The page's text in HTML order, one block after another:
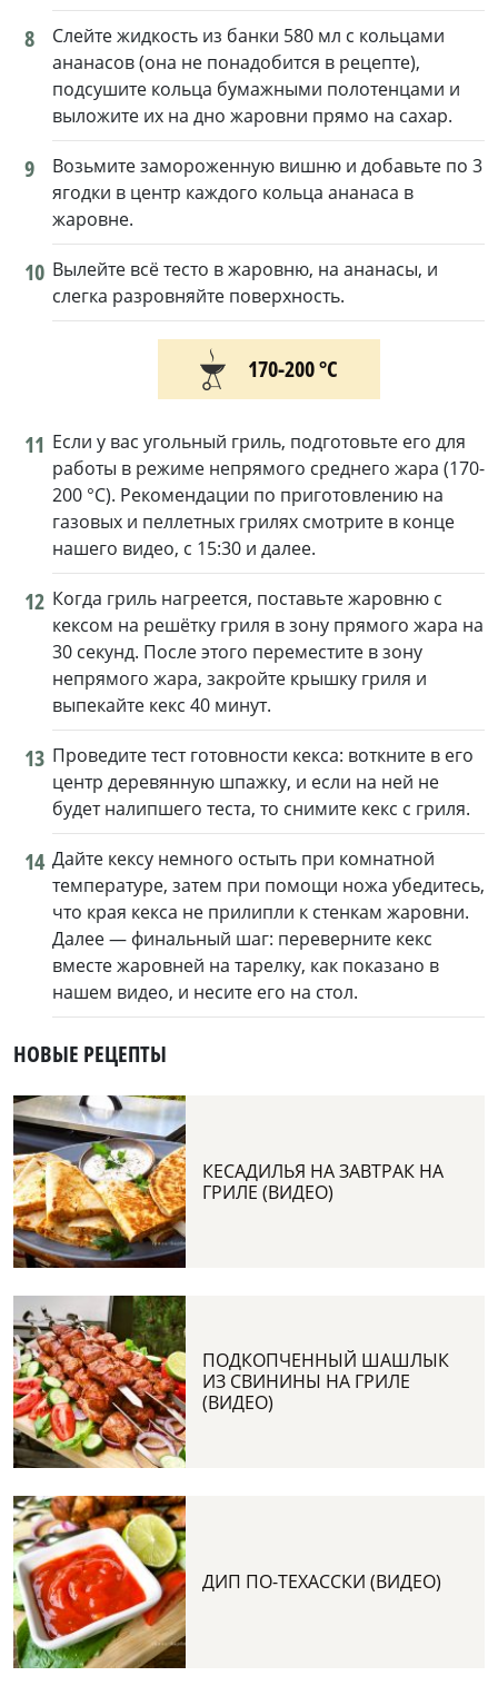
НОВЫЕ РЕЦЕПТЫ
КЕСАДИЛЬЯ НА ЗАВТРАК НА
ГРИЛЕ (ВИДЕО)
ПОДКОПЧЕННЫЙ ШАШЛЫК
ИЗ СВИНИНЫ НА ГРИЛЕ
(ВИДЕО)
ДИП ПО-ТЕХАССКИ (ВИДЕО)
8
Слейте жидкость из банки 580 мл с кольцами
ананасов (она не понадобится в рецепте),
подсушите кольца бумажными полотенцами и
выложите их на дно жаровни прямо на сахар.
9
Возьмите замороженную вишню и добавьте по 3
ягодки в центр каждого кольца ананаса в
жаровне.
10 Вылейте всё тесто в жаровню, на ананасы, и
слегка разровняйте поверхность.
170-200 °С
11 Если у вас угольный гриль, подготовьте его для
работы в режиме непрямого среднего жара (170-
200 °C). Рекомендации по приготовлению на
газовых и пеллетных грилях смотрите в конце
нашего видео, с 15:30 и далее.
12 Когда гриль нагреется, поставьте жаровню с
кексом на решётку гриля в зону прямого жара на
30 секунд. После этого переместите в зону
непрямого жара, закройте крышку гриля и
выпекайте кекс 40 минут.
13 Проведите тест готовности кекса: воткните в его
центр деревянную шпажку, и если на ней не
будет налипшего теста, то снимите кекс с гриля.
14 Дайте кексу немного остыть при комнатной
температуре, затем при помощи ножа убедитесь,
что края кекса не прилипли к стенкам жаровни.
Далее — финальный шаг: переверните кекс
вместе жаровней на тарелку, как показано в
нашем видео, и несите его на стол.